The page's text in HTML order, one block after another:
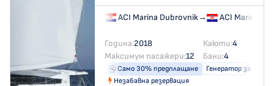
ACI Marina Dubrovnik→ ACI Marina
Година:2018 Каюти:4
Максимум пасажери:12 Бани:4
Само 30% предплащане
Генератор за ток
Незабавна резервация